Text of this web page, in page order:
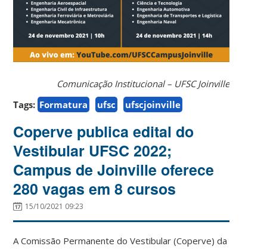
Comunicação Institucional – UFSC Joinville
Tags: Formatura ufsc ufscjoinville
Coperve publica edital do
Vestibular UFSC 2022;
Campus de Joinville oferece
280 vagas em 8 cursos
15/10/2021 09:23
A Comissão Permanente do Vestibular (Coperve) da